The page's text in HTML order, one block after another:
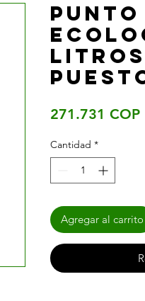
PUNTO
271.731 COP
Cantidad *
Agregar al carrito